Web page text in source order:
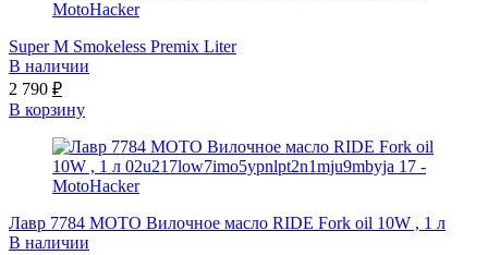
Super M Smokeless Premix Liter
В наличии
2 790 ₽
В корзину
Лавр 7784 МОТО Вилочное масло RIDE Fork oil 10W , 1 л
В наличии